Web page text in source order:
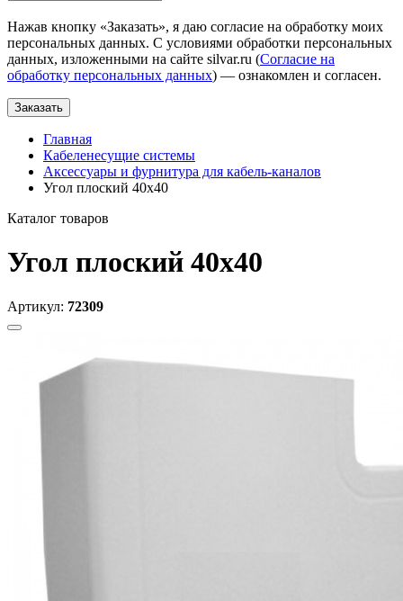
Нажав кнопку «Заказать», я даю согласие на обработку моих
персональных данных. С условиями обработки персональных
данных, изложенными на сайте silvar.ru (Согласие на
обработку персональных данных) — ознакомлен и согласен.
Заказать
Главная
Кабеленесущие системы
Аксессуары и фурнитура для кабель-каналов
Угол плоский 40х40
Каталог товаров
Угол плоский 40х40
Артикул: 72309